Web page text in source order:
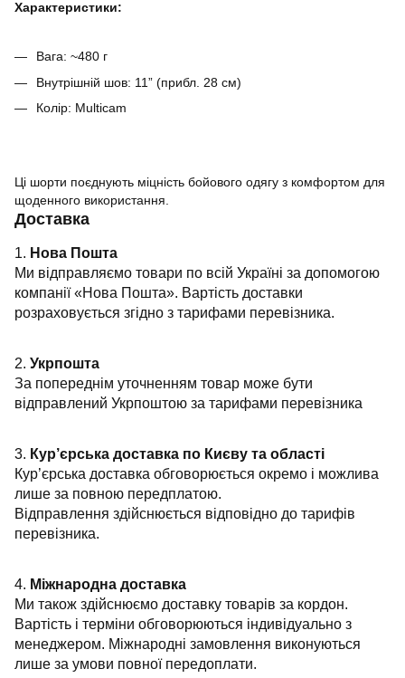
Характеристики:
Вага: ~480 г
Внутрішній шов: 11” (прибл. 28 см)
Колір: Multicam
Ці шорти поєднують міцність бойового одягу з комфортом для
щоденного використання.
Доставка
1. Нова Пошта
Ми відправляємо товари по всій Україні за допомогою
компанії «Нова Пошта». Вартість доставки
розраховується згідно з тарифами перевізника.
2. Укрпошта
За попереднім уточненням товар може бути
відправлений Укрпоштою за тарифами перевізника
3. Кур’єрська доставка по Києву та області
Кур’єрська доставка обговорюється окремо і можлива
лише за повною передплатою.
Відправлення здійснюється відповідно до тарифів
перевізника.
4. Міжнародна доставка
Ми також здійснюємо доставку товарів за кордон.
Вартість і терміни обговорюються індивідуально з
менеджером. Міжнародні замовлення виконуються
лише за умови повної передоплати.